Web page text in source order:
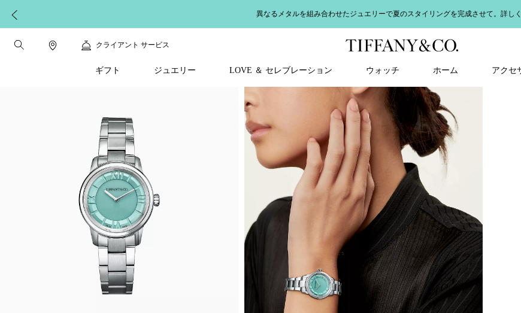
異なるメタルを組み合わせたジュエリーで夏のスタイリングを完成させて。詳し
クライアント サービス
ギフト ジュエリー LOVE ＆ セレブレーション ウォッチ ホーム アクセ